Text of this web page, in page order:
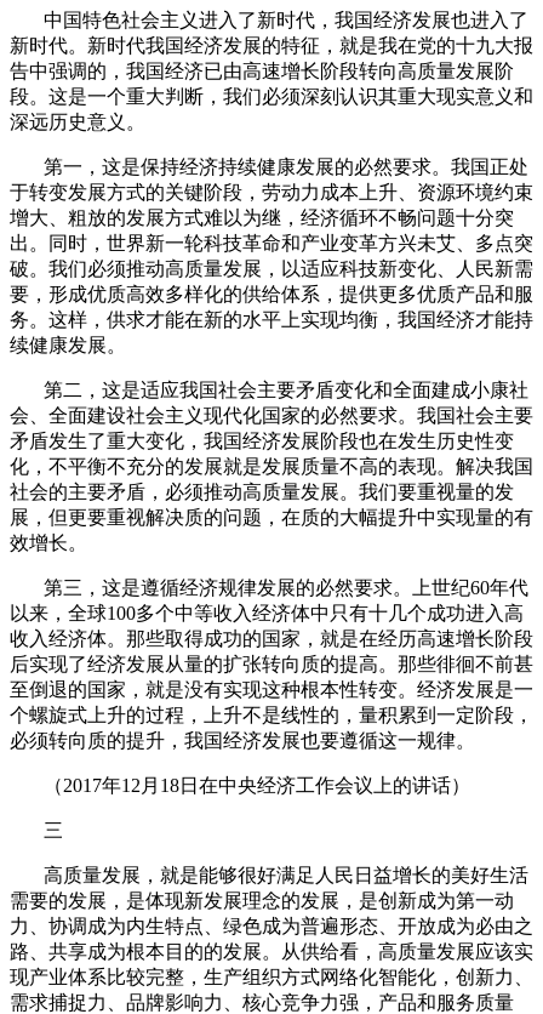
中国特色社会主义进入了新时代，我国经济发展也进入了
新时代。新时代我国经济发展的特征，就是我在党的十九大报
告中强调的，我国经济已由高速增长阶段转向高质量发展阶
段。这是一个重大判断，我们必须深刻认识其重大现实意义和
深远历史意义。
第一，这是保持经济持续健康发展的必然要求。我国正处
于转变发展方式的关键阶段，劳动力成本上升、资源环境约束
增大、粗放的发展方式难以为继，经济循环不畅问题十分突
出。同时，世界新一轮科技革命和产业变革方兴未艾、多点突
破。我们必须推动高质量发展，以适应科技新变化、人民新需
要，形成优质高效多样化的供给体系，提供更多优质产品和服
务。这样，供求才能在新的水平上实现均衡，我国经济才能持
续健康发展。
第二，这是适应我国社会主要矛盾变化和全面建成小康社
会、全面建设社会主义现代化国家的必然要求。我国社会主要
矛盾发生了重大变化，我国经济发展阶段也在发生历史性变
化，不平衡不充分的发展就是发展质量不高的表现。解决我国
社会的主要矛盾，必须推动高质量发展。我们要重视量的发
展，但更要重视解决质的问题，在质的大幅提升中实现量的有
效增长。
第三，这是遵循经济规律发展的必然要求。上世纪60年代
以来，全球100多个中等收入经济体中只有十几个成功进入高
收入经济体。那些取得成功的国家，就是在经历高速增长阶段
后实现了经济发展从量的扩张转向质的提高。那些徘徊不前甚
至倒退的国家，就是没有实现这种根本性转变。经济发展是一
个螺旋式上升的过程，上升不是线性的，量积累到一定阶段，
必须转向质的提升，我国经济发展也要遵循这一规律。
（2017年12 月 18日在中央经济工作会议上的讲话）
三
高质量发展，就是能够很好满足人民日益增长的美好生活
需要的发展，是体现新发展理念的发展，是创新成为第一动
力、协调成为内生特点、绿色成为普遍形态、开放成为必由之
路、共享成为根本目的的发展。从供给看，高质量发展应该实
现产业体系比较完整，生产组织方式网络化智能化，创新力、
需求捕捉力、品牌影响力、核心竞争力强，产品和服务质量